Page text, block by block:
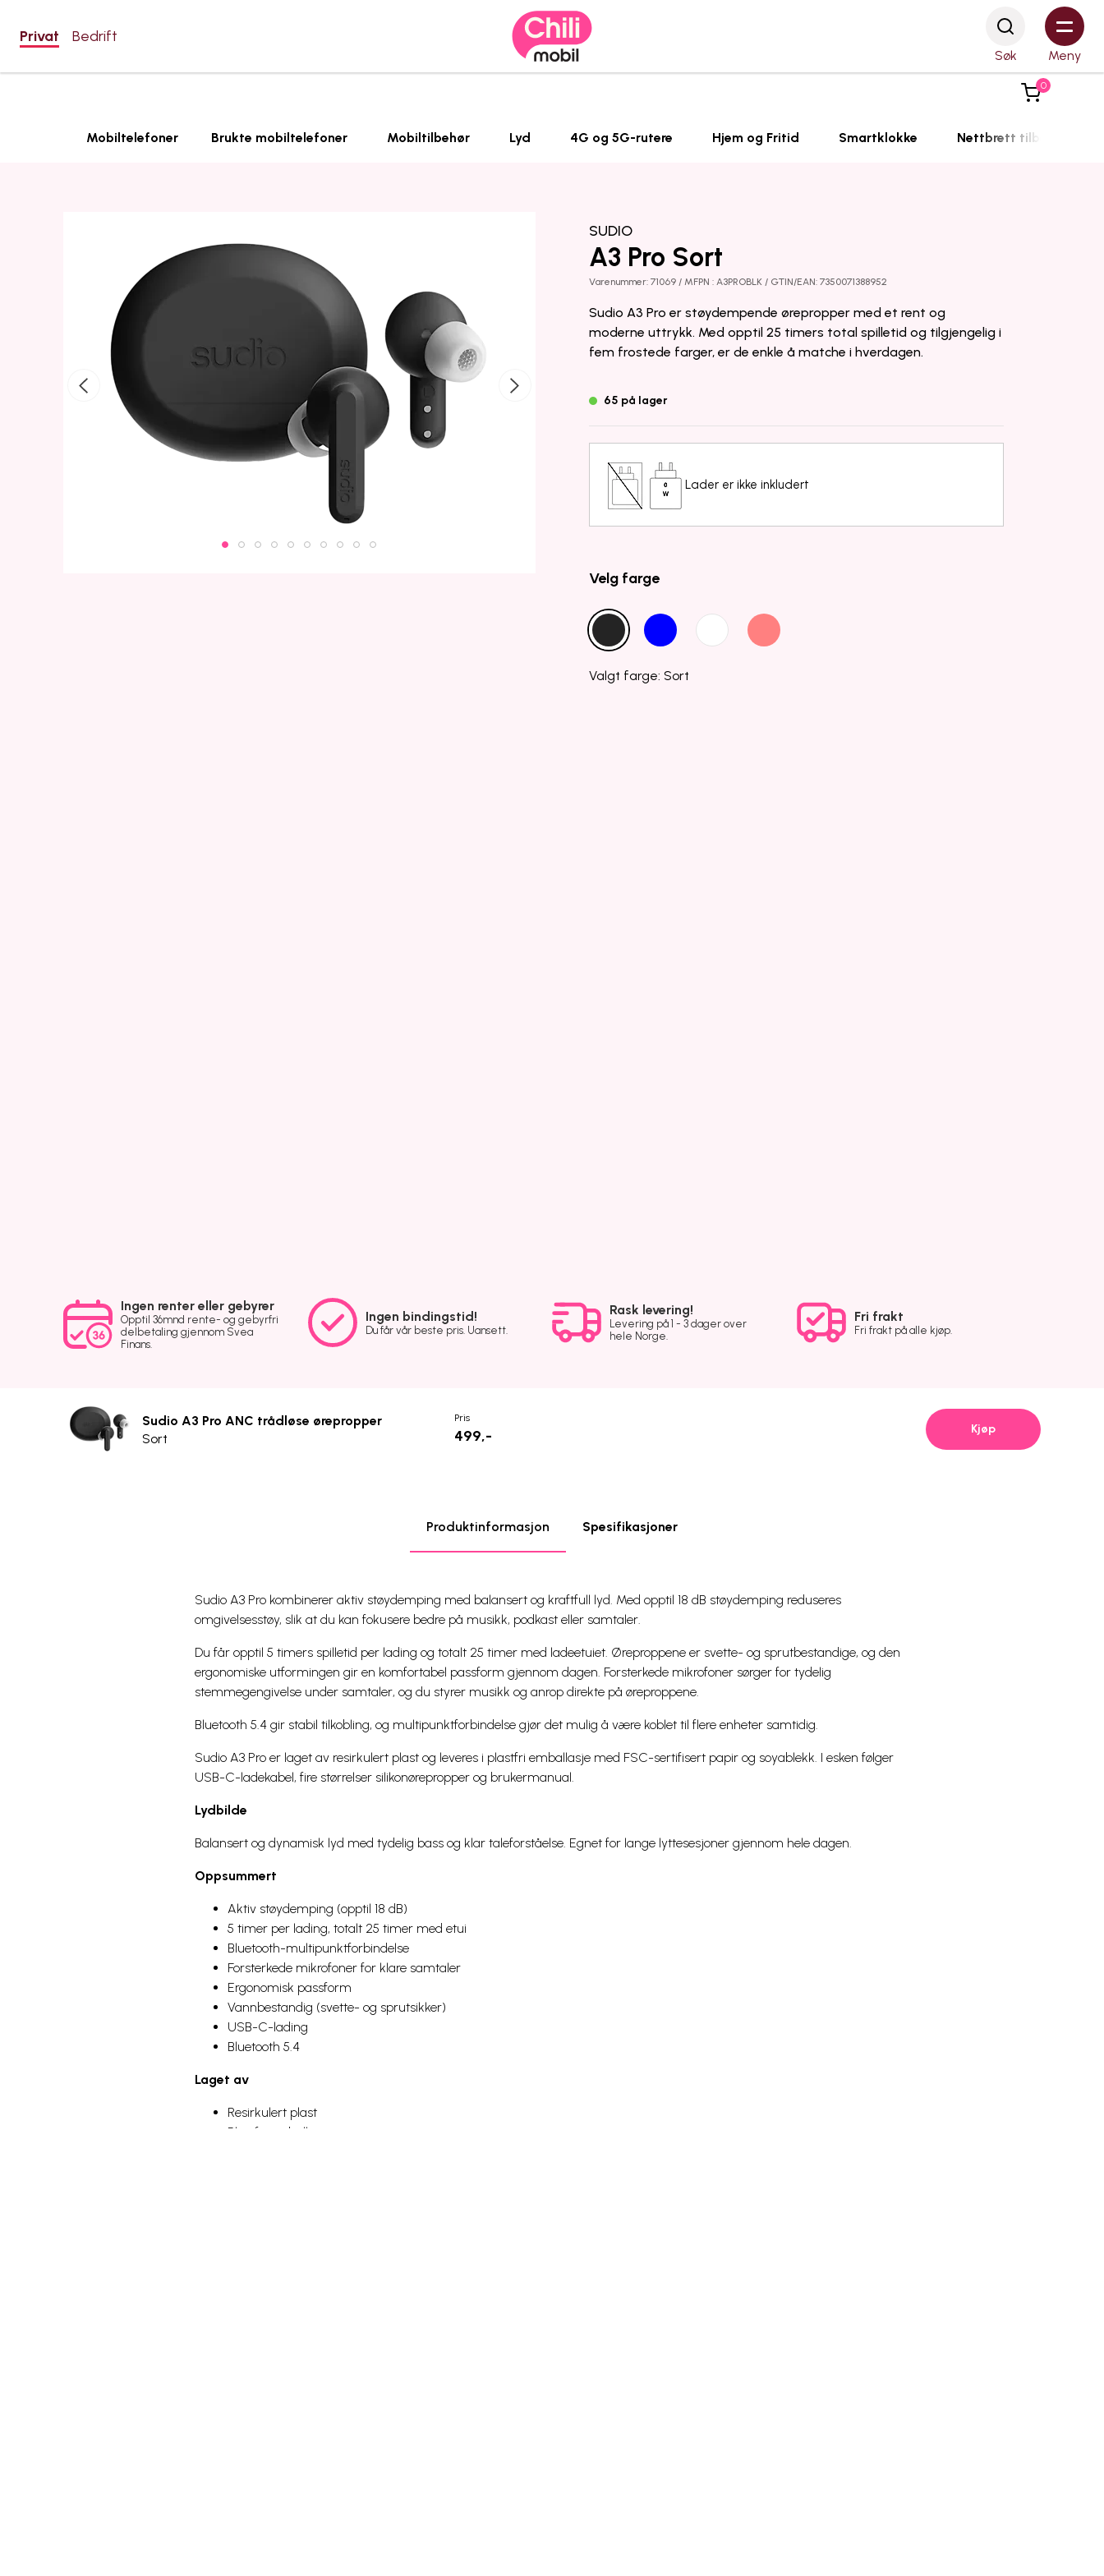
Privat Bedrift
Søk Meny
0
Mobiltelefoner Brukte mobiltelefoner Mobiltilbehør Lyd 4G og 5G-rutere Hjem og Fritid Smartklokke Nettbrett tilbehør
SUDIO
A3 Pro Sort
Varenummer: 71069 / MFPN : A3PROBLK / GTIN/EAN: 7350071388952
Sudio A3 Pro er støydempende ørepropper med et rent og
moderne uttrykk. Med opptil 25 timers total spilletid og tilgjengelig i
fem frostede farger, er de enkle å matche i hverdagen.
65 på lager
Lader er ikke inkludert
Velg farge
Valgt farge: Sort
Ingen renter eller gebyrer
Opptil 36mnd rente- og gebyrfri
delbetaling gjennom Svea
Finans.
Ingen bindingstid!
Du får vår beste pris. Uansett.
Rask levering!
Levering på 1 - 3 dager over
hele Norge.
Fri frakt
Fri frakt på alle kjøp.
Sudio A3 Pro ANC trådløse ørepropper
Sort
Pris
499,- Kjøp
Produktinformasjon Spesifikasjoner
Sudio A3 Pro kombinerer aktiv støydemping med balansert og kraftfull lyd. Med opptil 18 dB støydemping reduseres
omgivelsesstøy, slik at du kan fokusere bedre på musikk, podkast eller samtaler.
Du får opptil 5 timers spilletid per lading og totalt 25 timer med ladeetuiet. Øreproppene er svette- og sprutbestandige, og den
ergonomiske utformingen gir en komfortabel passform gjennom dagen. Forsterkede mikrofoner sørger for tydelig
stemmegengivelse under samtaler, og du styrer musikk og anrop direkte på øreproppene.
Bluetooth 5.4 gir stabil tilkobling, og multipunktforbindelse gjør det mulig å være koblet til flere enheter samtidig.
Sudio A3 Pro er laget av resirkulert plast og leveres i plastfri emballasje med FSC-sertifisert papir og soyablekk. I esken følger
USB-C-ladekabel, fire størrelser silikonørepropper og brukermanual.
Lydbilde
Balansert og dynamisk lyd med tydelig bass og klar taleforståelse. Egnet for lange lyttesesjoner gjennom hele dagen.
Oppsummert
Aktiv støydemping (opptil 18 dB)
5 timer per lading, totalt 25 timer med etui
Bluetooth-multipunktforbindelse
Forsterkede mikrofoner for klare samtaler
Ergonomisk passform
Vannbestandig (svette- og sprutsikker)
USB-C-lading
Bluetooth 5.4
Laget av
Resirkulert plast
Plastfri emballasje